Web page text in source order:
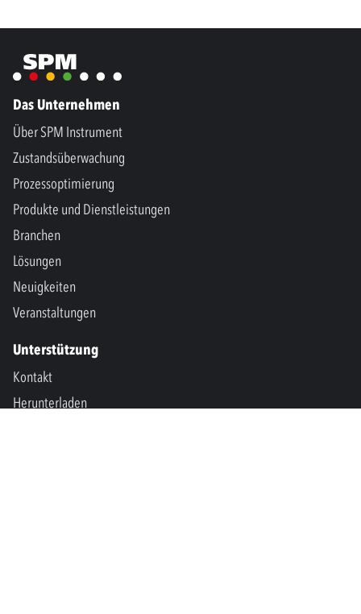
Das Unternehmen
Über SPM Instrument
Zustandsüberwachung
Prozessoptimierung
Produkte und Dienstleistungen
Branchen
Lösungen
Neuigkeiten
Veranstaltungen
Unterstützung
Kontakt
Herunterladen